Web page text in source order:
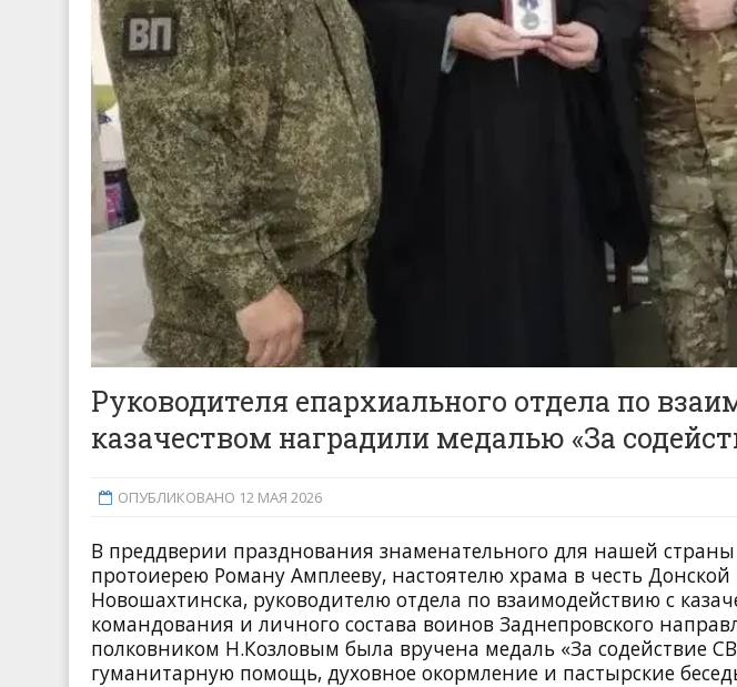
Руководителя епархиального отдела по
казачеством наградили медалью «За
ОПУБЛИКОВАНО 12 МАЯ 2026
В преддверии празднования знаменательного для нашей
протоиерею Роману Амплееву, настоятелю храма в честь
Новошахтинска, руководителю отдела по взаимодействию с
командования и личного состава воинов Заднепровского
полковником Н.Козловым была вручена медаль «За содействие
гуманитарную помощь, духовное окормление и пастырские